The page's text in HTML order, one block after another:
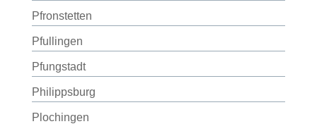
Pfronstetten
Pfullingen
Pfungstadt
Philippsburg
Plochingen